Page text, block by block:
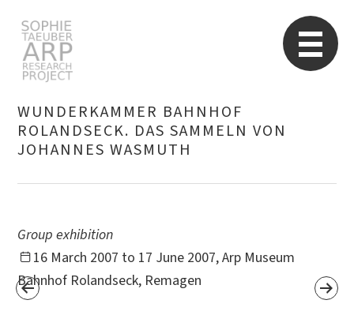
Search
WUNDERKAMMER BAHNHOF
ROLANDSECK. DAS SAMMELN VON
JOHANNES WASMUTH
Group exhibition
16 March 2007 to 17 June 2007, Arp Museum
Bahnhof Rolandseck, Remagen